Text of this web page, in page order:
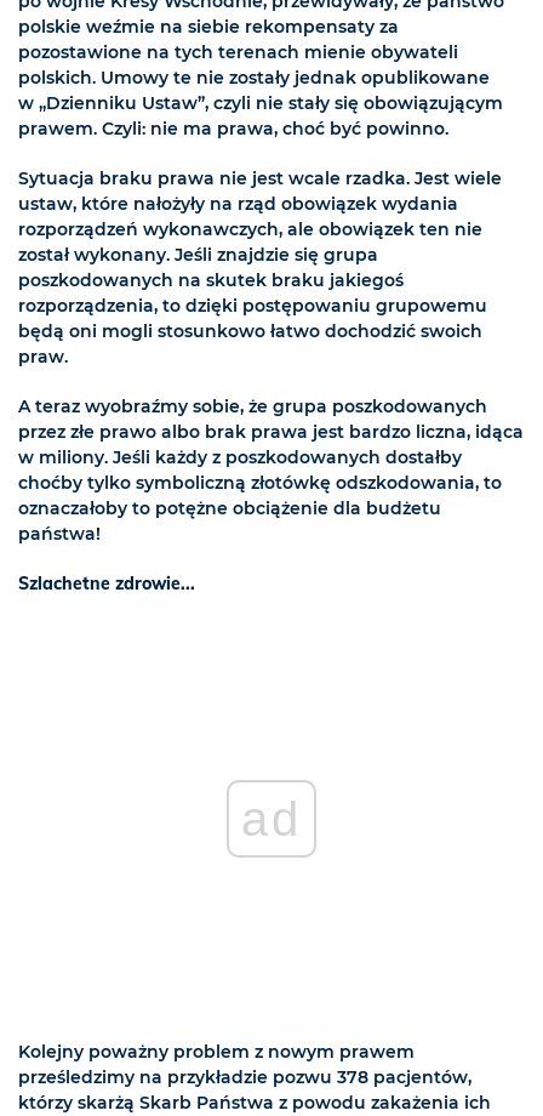
polskie weźmie na siebie rekompensaty za
pozostawione na tych terenach mienie obywateli
polskich. Umowy te nie zostały jednak opublikowane
w „Dzienniku Ustaw”, czyli nie stały się obowiązującym
prawem. Czyli: nie ma prawa, choć być powinno.
Sytuacja braku prawa nie jest wcale rzadka. Jest wiele
ustaw, które nałożyły na rząd obowiązek wydania
rozporządzeń wykonawczych, ale obowiązek ten nie
został wykonany. Jeśli znajdzie się grupa
poszkodowanych na skutek braku jakiegoś
rozporządzenia, to dzięki postępowaniu grupowemu
będą oni mogli stosunkowo łatwo dochodzić swoich
praw.
A teraz wyobraźmy sobie, że grupa poszkodowanych
przez złe prawo albo brak prawa jest bardzo liczna, idąca
w miliony. Jeśli każdy z poszkodowanych dostałby
choćby tylko symboliczną złotówkę odszkodowania, to
oznaczałoby to potężne obciążenie dla budżetu
państwa!
Szlachetne zdrowie...
ad
Kolejny poważny problem z nowym prawem
prześledzimy na przykładzie pozwu 378 pacjentów,
którzy skarżą Skarb Państwa z powodu zakażenia ich